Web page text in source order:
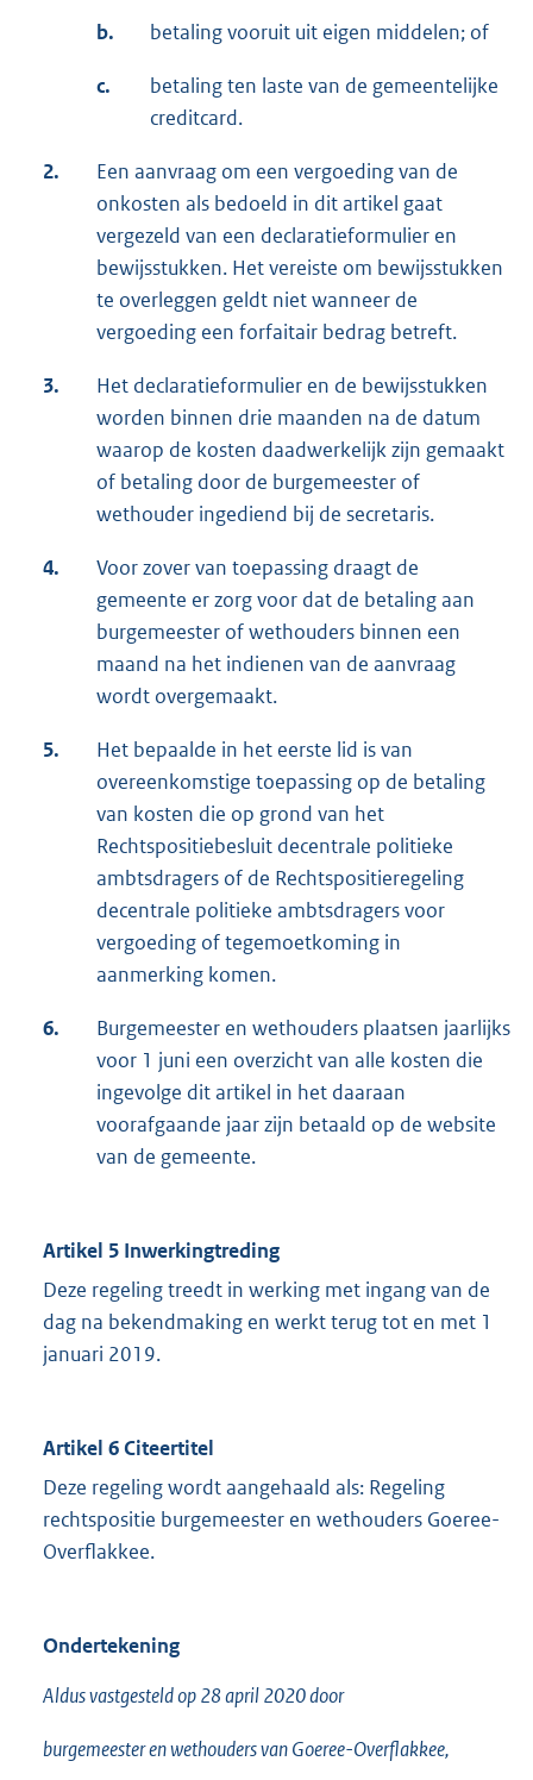
b. betaling vooruit uit eigen middelen; of
c.
betaling ten laste van de gemeentelijke
creditcard.
2.
Een aanvraag om een vergoeding van de
onkosten als bedoeld in dit artikel gaat
vergezeld van een declaratieformulier en
bewijsstukken. Het vereiste om bewijsstukken
te overleggen geldt niet wanneer de
vergoeding een forfaitair bedrag betreft.
3.
Het declaratieformulier en de bewijsstukken
worden binnen drie maanden na de datum
waarop de kosten daadwerkelijk zijn gemaakt
of betaling door de burgemeester of
wethouder ingediend bij de secretaris.
4.
Voor zover van toepassing draagt de
gemeente er zorg voor dat de betaling aan
burgemeester of wethouders binnen een
maand na het indienen van de aanvraag
wordt overgemaakt.
5.
Het bepaalde in het eerste lid is van
overeenkomstige toepassing op de betaling
van kosten die op grond van het
Rechtspositiebesluit decentrale politieke
ambtsdragers of de Rechtspositieregeling
decentrale politieke ambtsdragers voor
vergoeding of tegemoetkoming in
aanmerking komen.
6.
Burgemeester en wethouders plaatsen jaarlijks
voor 1 juni een overzicht van alle kosten die
ingevolge dit artikel in het daaraan
voorafgaande jaar zijn betaald op de website
van de gemeente.
Artikel 5 Inwerkingtreding
Deze regeling treedt in werking met ingang van de
dag na bekendmaking en werkt terug tot en met 1
januari 2019.
Artikel 6 Citeertitel
Deze regeling wordt aangehaald als: Regeling
rechtspositie burgemeester en wethouders Goeree-
Overflakkee.
Ondertekening
Aldus vastgesteld op 28 april 2020 door
burgemeester en wethouders van Goeree-Overflakkee,